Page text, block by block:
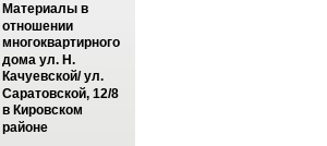
Материалы в
отношении
многоквартирного
дома ул. Н.
Качуевской/ ул.
Саратовской, 12/8
в Кировском
районе